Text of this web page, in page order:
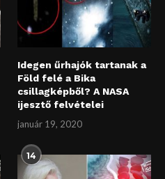
Idegen űrhajók tartanak a
Föld felé a Bika
csillagképből? A NASA
ijesztő felvételei
január 19, 2020
14